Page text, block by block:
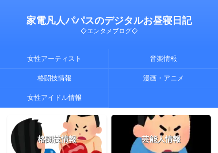
家電凡人パパスのデジタルお昼寝日記
◇エンタメブログ◇
女性アーティスト 音楽情報
格闘技情報 漫画・アニメ
女性アイドル情報
格闘技情報 芸能人情報